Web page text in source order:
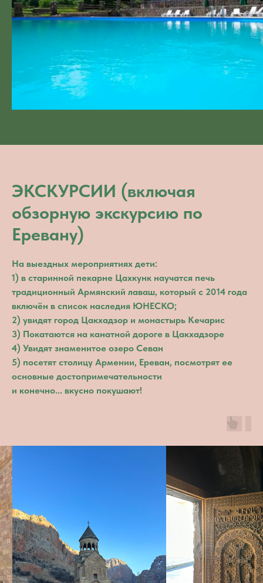
ЭКСКУРСИИ (включая
обзорную экскурсию по
Еревану)
На выездных мероприятиях дети:
1) в старинной пекарне Цахкунк научатся печь
традиционный Армянский лаваш, который с 2014 года
включён в список наследия ЮНЕСКО;
2) увидят город Цакхадзор и монастырь Кечарис
3) Покатаются на канатной дороге в Цакхадзоре
4) Увидят знаменитое озеро Севан
5) посетят столицу Армении, Ереван, посмотрят ее
основные достопримечательности
и конечно... вкусно покушают!